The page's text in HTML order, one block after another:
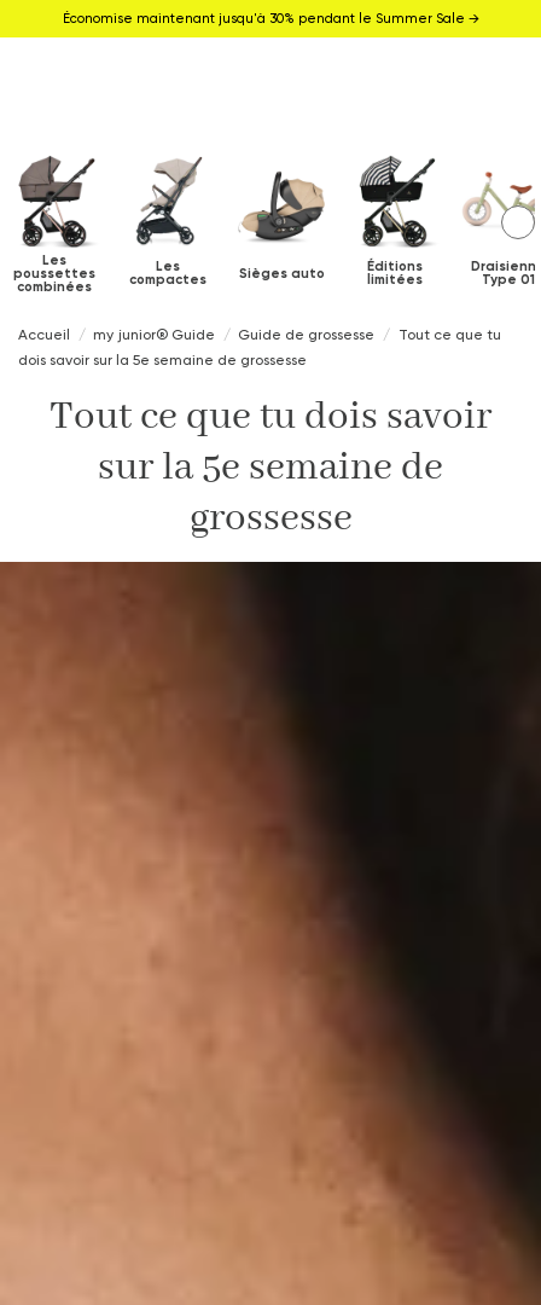
Économise maintenant jusqu'à 30% pendant le Summer Sale →
Les
poussettes
combinées
Les
compactes Sièges auto Éditions
limitées Type 01
Accueil my junior® Guide Guide de grossesse
Tout ce que tu
dois savoir sur la 5e semaine de grossesse
Tout ce que tu dois savoir
sur la 5e semaine de
grossesse